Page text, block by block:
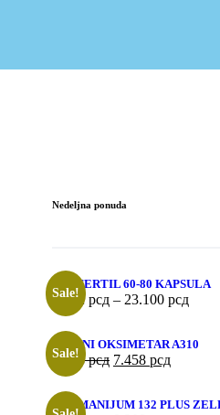
Nedeljna ponuda
Sale!
PROFERTIL 60-80 KAPSULA
9.432рсд – 23.100 рсд
Sale!
PULSNI OKSIMETAR A310
8.978рсд 7.458 рсд
GERMANIJUM 132 PLUS